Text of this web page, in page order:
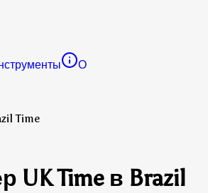
О
Time
UK Time в Brazil